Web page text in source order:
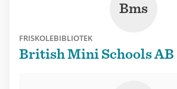
Bms
FRISKOLEBIBLIOTEK
British Mini Schools AB